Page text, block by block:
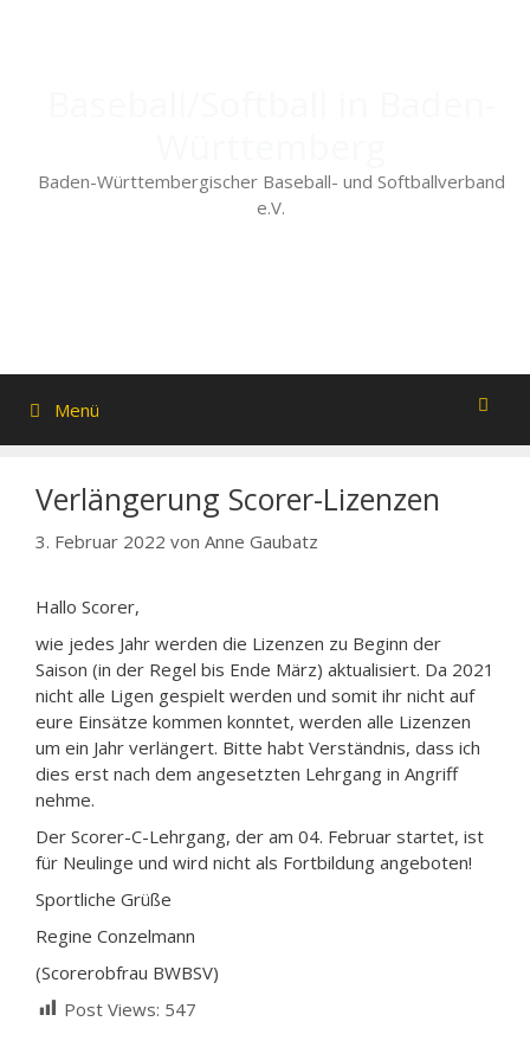
Baden-Württembergischer Baseball- und Softballverband
e.V.
Menü
Verlängerung Scorer-Lizenzen
3. Februar 2022 von Anne Gaubatz
Hallo Scorer,
wie jedes Jahr werden die Lizenzen zu Beginn der
Saison (in der Regel bis Ende März) aktualisiert. Da 2021
nicht alle Ligen gespielt werden und somit ihr nicht auf
eure Einsätze kommen konntet, werden alle Lizenzen
um ein Jahr verlängert. Bitte habt Verständnis, dass ich
dies erst nach dem angesetzten Lehrgang in Angriff
nehme.
Der Scorer-C-Lehrgang, der am 04. Februar startet, ist
für Neulinge und wird nicht als Fortbildung angeboten!
Sportliche Grüße
Regine Conzelmann
(Scorerobfrau BWBSV)
Post Views: 547